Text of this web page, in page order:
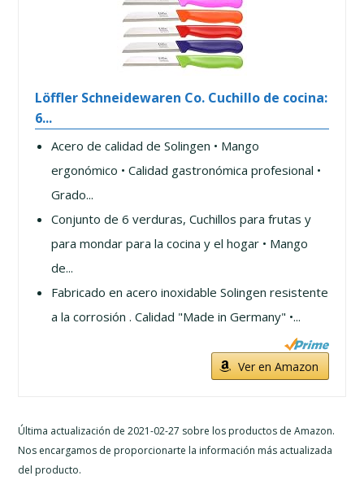
Löffler Schneidewaren Co. Cuchillo de cocina:
6...
Acero de calidad de Solingen • Mango
ergonómico • Calidad gastronómica profesional •
Grado...
Conjunto de 6 verduras, Cuchillos para frutas y
para mondar para la cocina y el hogar • Mango
de...
Fabricado en acero inoxidable Solingen resistente
a la corrosión . Calidad "Made in Germany" •...
Ver en Amazon
Última actualización de 2021-02-27 sobre los productos de Amazon.
Nos encargamos de proporcionarte la información más actualizada
del producto.